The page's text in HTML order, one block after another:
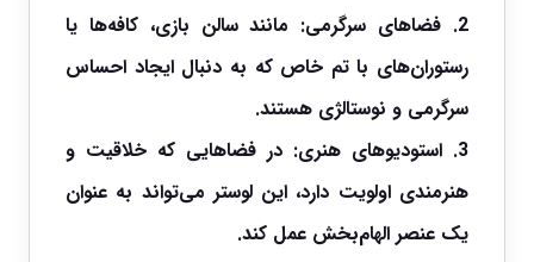
2. فضاهای سرگرمی: مانند سالن بازی، کافه‌ها یا
رستوران‌های با تم خاص که به دنبال ایجاد احساس
سرگرمی و نوستالژی هستند.
3. استودیوهای هنری: در فضاهایی که خلاقیت و
هنرمندی اولویت دارد، این لوستر می‌تواند به عنوان
یک عنصر الهام‌بخش عمل کند.